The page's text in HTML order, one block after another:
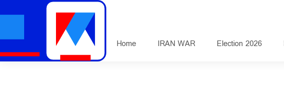
Home IRAN WAR Election 2026